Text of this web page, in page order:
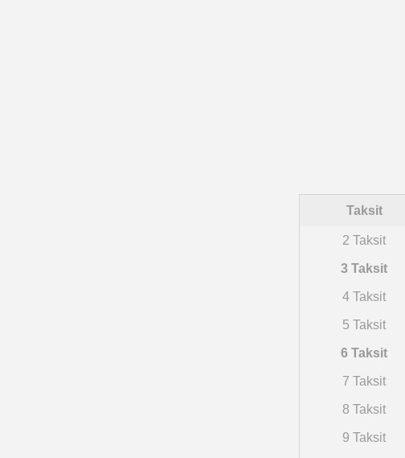
Taksit
2 Taksit
3 Taksit
4 Taksit
5 Taksit
6 Taksit
7 Taksit
8 Taksit
9 Taksit